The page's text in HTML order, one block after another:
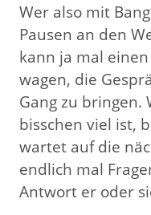
Wer also mit
Pausen an den
kann ja mal
wagen, die
Gang zu bringen.
bisschen viel ist,
wartet auf die
endlich mal
Antwort er oder